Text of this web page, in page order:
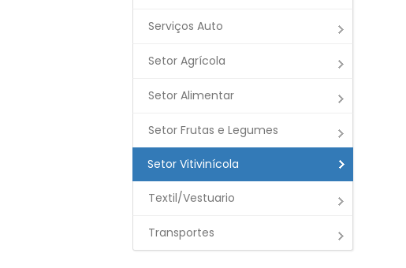
Serviços Auto
Setor Agrícola
Setor Alimentar
Setor Frutas e Legumes
Setor Vitivinícola
Textil/Vestuario
Transportes